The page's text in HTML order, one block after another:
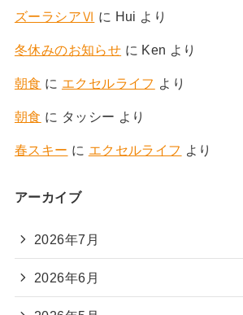
ズーラシアⅥ に Hui より
冬休みのお知らせ に Ken より
朝食 に エクセルライフ より
朝食 に タッシー より
春スキー に エクセルライフ より
アーカイブ
2026年7月
2026年6月